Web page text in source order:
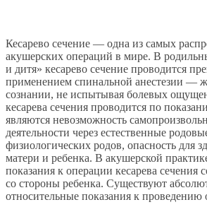
Кесарево сечение — одна из самых
акушерских операций в мире. В
и дитя» кесарево сечение проводится
применением спинальной анестезии —
сознании, не испытывая болевых
кесарева сечения проводится по
являются невозможность
деятельности через естественные
физиологических родов, опасность для
матери и ребенка. В акушерской
показания к операции кесарева сечения
со стороны ребенка. Существуют
относительные показания к проведению